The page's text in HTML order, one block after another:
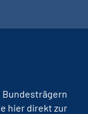
hier direkt zur